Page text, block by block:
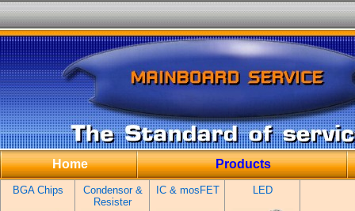
Home Products
BGA Chips
Condensor &
Resister
IC & mosFET LED